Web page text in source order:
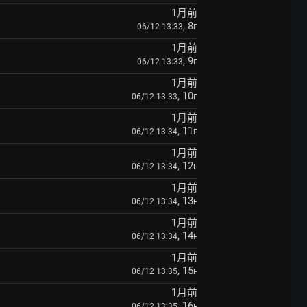
1月前
06/12 13:33, 8F
1月前
06/12 13:33, 9F
1月前
06/12 13:33, 10F
1月前
06/12 13:34, 11 F
1月前
06/12 13:34, 12F
1月前
06/12 13:34, 13F
1月前
06/12 13:34, 14F
1月前
06/12 13:35, 15F
1月前